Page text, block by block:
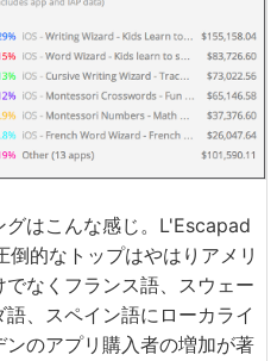
はこんな感じ。L'Escapad
的なトップはやはりアメリ
なくフランス語、スウェー
、スペイン語にローカライ
のアプリ購入者の増加が著